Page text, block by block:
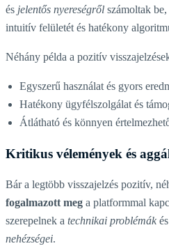
és jelentős nyereségről számoltak
intuitív felületét és hatékony
Néhány példa a pozitív
Egyszerű használat és gyors
Hatékony ügyfélszolgálat és
Átlátható és könnyen
Kritikus vélemények és
Bár a legtöbb visszajelzés pozitív,
fogalmazott meg a platformmal
szerepelnek a technikai problémák
nehézségei.